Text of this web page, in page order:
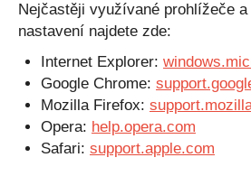
Nejčastěji využívané prohlížeče
nastavení najdete zde:
Internet Explorer:
Google Chrome:
Mozilla Firefox:
Opera: help.opera.com
Safari: support.apple.com